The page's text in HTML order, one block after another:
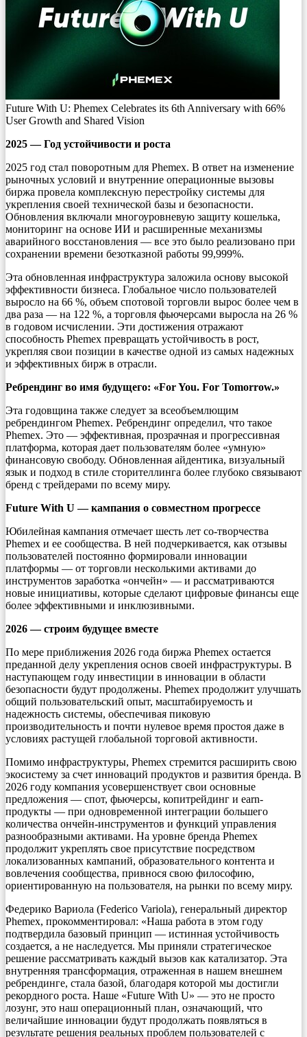
Future With U: Phemex Celebrates its 6th Anniversary with 66%
User Growth and Shared Vision
2025 — Год устойчивости и роста
2025 год стал поворотным для Phemex. В ответ на изменение
рыночных условий и внутренние операционные вызовы
биржа провела комплексную перестройку системы для
укрепления своей технической базы и безопасности.
Обновления включали многоуровневую защиту кошелька,
мониторинг на основе ИИ и расширенные механизмы
аварийного восстановления — все это было реализовано при
сохранении времени безотказной работы 99,999%.
Эта обновленная инфраструктура заложила основу высокой
эффективности бизнеса. Глобальное число пользователей
выросло на 66 %, объем спотовой торговли вырос более чем в
два раза — на 122 %, а торговля фьючерсами выросла на 26 %
в годовом исчислении. Эти достижения отражают
способность Phemex превращать устойчивость в рост,
укрепляя свои позиции в качестве одной из самых надежных
и эффективных бирж в отрасли.
Ребрендинг во имя будущего: «For You. For Tomorrow.»
Эта годовщина также следует за всеобъемлющим
ребрендингом Phemex. Ребрендинг определил, что такое
Phemex. Это — эффективная, прозрачная и прогрессивная
платформа, которая дает пользователям более «умную»
финансовую свободу. Обновленная айдентика, визуальный
язык и подход в стиле сторителлинга более глубоко связывают
бренд с трейдерами по всему миру.
Future With U — кампания о совместном прогрессе
Юбилейная кампания отмечает шесть лет со-творчества
Phemex и ее сообщества. В ней подчеркивается, как отзывы
пользователей постоянно формировали инновации
платформы — от торговли несколькими активами до
инструментов заработка «ончейн» — и рассматриваются
новые инициативы, которые сделают цифровые финансы еще
более эффективными и инклюзивными.
2026 — строим будущее вместе
По мере приближения 2026 года биржа Phemex остается
преданной делу укрепления основ своей инфраструктуры. В
наступающем году инвестиции в инновации в области
безопасности будут продолжены. Phemex продолжит улучшать
общий пользовательский опыт, масштабируемость и
надежность системы, обеспечивая пиковую
производительность и почти нулевое время простоя даже в
условиях растущей глобальной торговой активности.
Помимо инфраструктуры, Phemex стремится расширить свою
экосистему за счет инноваций продуктов и развития бренда. В
2026 году компания усовершенствует свои основные
предложения — спот, фьючерсы, копитрейдинг и earn-
продукты — при одновременной интеграции большего
количества ончейн-инструментов и функций управления
разнообразными активами. На уровне бренда Phemex
продолжит укреплять свое присутствие посредством
локализованных кампаний, образовательного контента и
вовлечения сообщества, привнося свою философию,
ориентированную на пользователя, на рынки по всему миру.
Федерико Вариола (Federico Variola), генеральный директор
Phemex, прокомментировал: «Наша работа в этом году
подтвердила базовый принцип — истинная устойчивость
создается, а не наследуется. Мы приняли стратегическое
решение рассматривать каждый вызов как катализатор. Эта
внутренняя трансформация, отраженная в нашем внешнем
ребрендинге, стала базой, благодаря которой мы достигли
рекордного роста. Наше «Future With U» — это не просто
лозунг, это наш операционный план, означающий, что
величайшие инновации будут продолжать появляться в
результате решения реальных проблем пользователей с